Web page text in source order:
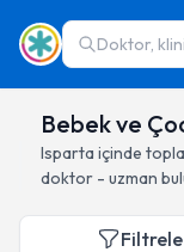
Doktor,
Bebek ve
Isparta içinde
doktor - uzman
Filtrele